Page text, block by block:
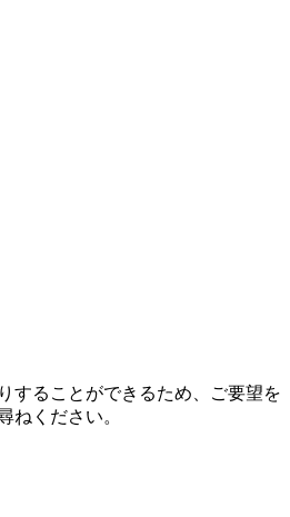
することができるため、ご要望を
ねください。